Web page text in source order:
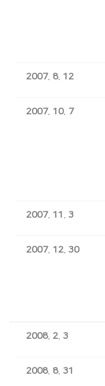
2007. 8. 12
2007. 10. 7
2007. 11. 3
2007. 12. 30
2008. 2. 3
2008. 8. 31